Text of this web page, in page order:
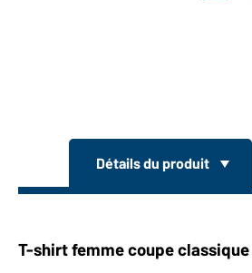
Détails du produit
T-shirt femme coupe classique